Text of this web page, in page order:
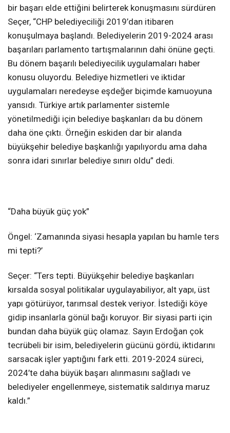
bir başarı elde ettiğini belirterek konuşmasını sürdüren
Seçer, “CHP belediyeciliği 2019’dan itibaren
konuşulmaya başlandı. Belediyelerin 2019-2024 arası
başarıları parlamento tartışmalarının dahi önüne geçti.
Bu dönem başarılı belediyecilik uygulamaları haber
konusu oluyordu. Belediye hizmetleri ve iktidar
uygulamaları neredeyse eşdeğer biçimde kamuoyuna
yansıdı. Türkiye artık parlamenter sistemle
yönetilmediği için belediye başkanları da bu dönem
daha öne çıktı. Örneğin eskiden dar bir alanda
büyükşehir belediye başkanlığı yapılıyordu ama daha
sonra idari sınırlar belediye sınırı oldu” dedi.
“Daha büyük güç yok”
Öngel: ‘Zamanında siyasi hesapla yapılan bu hamle ters
mi tepti?’
Seçer: “Ters tepti. Büyükşehir belediye başkanları
kırsalda sosyal politikalar uygulayabiliyor, alt yapı, üst
yapı götürüyor, tarımsal destek veriyor. İstediği köye
gidip insanlarla gönül bağı koruyor. Bir siyasi parti için
bundan daha büyük güç olamaz. Sayın Erdoğan çok
tecrübeli bir isim, belediyelerin gücünü gördü, iktidarını
sarsacak işler yaptığını fark etti. 2019-2024 süreci,
2024’te daha büyük başarı alınmasını sağladı ve
belediyeler engellenmeye, sistematik saldırıya maruz
kaldı.”